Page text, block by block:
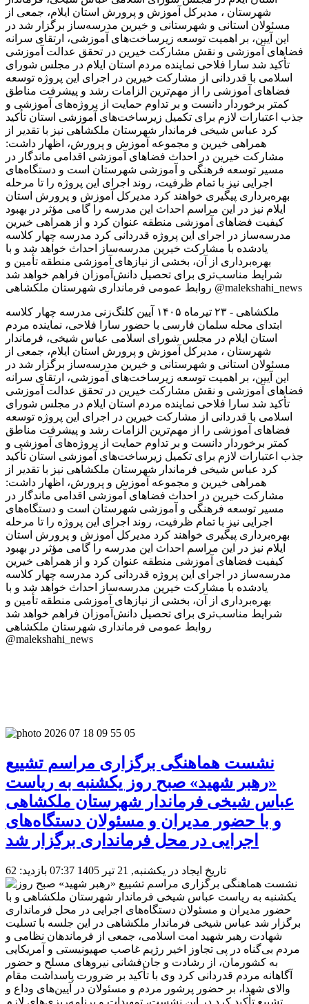
ملکشاهی - ۲۳ تیرماه ۱۴۰۵ آیین کلنگ‌زنی مدرسه چهار کلاسه
ابتدای محله سلمان فارسی با حضور سارا فلاحی، نماینده مردم
استان ایلام در مجلس شورای اسلامی عباس شیخی، فرماندار
شهرستان ، مدیرکل آموزش و پرورش استان ایلام، جمعی از
مسئولان استانی و شهرستانی و خیرین مدرسه‌ساز برگزار شد در
این آیین، بر اهمیت توسعه زیرساخت‌های آموزشی، ارتقای سرانه
فضاهای آموزشی و نقش مشارکت خیرین در تحقق عدالت آموزشی
تأکید شد سارا فلاحی نماینده مردم استان ایلام در مجلس شورای
اسلامی با قدردانی از مشارکت خیرین در اجرای این پروژه توسعه
فضاهای آموزشی را از مهم‌ترین الزامات رشد و پیشرفت مناطق
کمتر برخوردار دانست و بر تداوم حمایت از پروژه‌های آموزشی و
جذب اعتبارات لازم برای تکمیل زیرساخت‌های آموزشی استان تأکید
کرد عباس شیخی فرماندار شهرستان ملکشاهی نیز با تقدیر از
همراهی خیرین و مجموعه آموزش و پرورش، اظهار داشت:
مشارکت خیرین در احداث فضاهای آموزشی اقدامی ماندگار در
مسیر توسعه فرهنگی و آموزشی شهرستان است و دستگاه‌های
اجرایی نیز با تمام ظرفیت، روند اجرای این پروژه را تا مرحله
بهره‌برداری پیگیری خواهند کرد مدیرکل آموزش و پرورش استان
ایلام نیز در این مراسم احداث این مدرسه را گامی مؤثر در بهبود
کیفیت فضاهای آموزشی منطقه عنوان کرد و از همراهی خیرین
مدرسه‌ساز در اجرای این پروژه قدردانی کرد مدرسه چهار کلاسه
یادشده با مشارکت خیرین مدرسه‌ساز احداث خواهد شد و با
بهره‌برداری از آن، بخشی از نیازهای آموزشی منطقه تأمین و
شرایط مناسب‌تری برای تحصیل دانش‌آموزان فراهم خواهد شد
روابط عمومی فرمانداری شهرستان ملکشاهی
@malekshahi_news
نشست هماهنگی برگزاری مراسم تشییع
«رهبر شهید» صبح روز یکشنبه به ریاست
عباس شیخی فرماندار شهرستان ملکشاهی
و با حضور مدیران و مسئولان دستگاه‌های
اجرایی در محل فرمانداری برگزار شد
تاریخ ایجاد در یکشنبه, 21 تیر 1405 07:37 بازدید: 62